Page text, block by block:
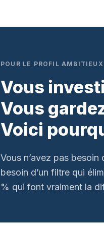
POUR LE PROFIL AMBITIEUX
Vous
Vous
Voici
Vous n’avez pas besoin
besoin d’un filtre qui
% qui font vraiment la